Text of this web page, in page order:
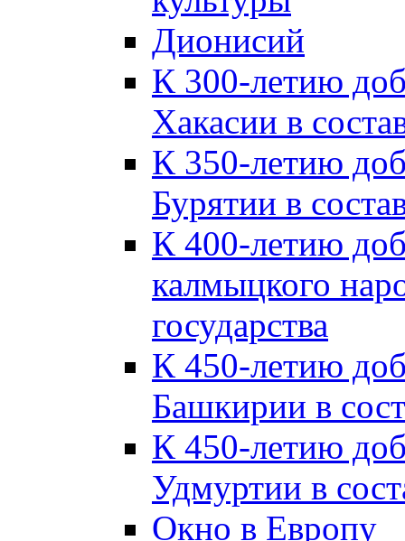
Дионисий
К 300-летию
Хакасии в
К 350-летию
Бурятии в
К 400-летию
калмыцкого
государства
К 450-летию
Башкирии в
К 450-летию
Удмуртии в
Окно в Европу